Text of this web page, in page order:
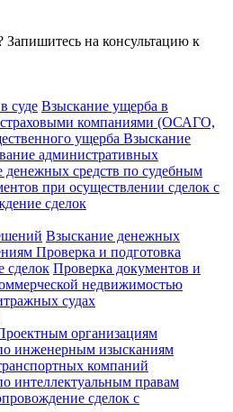
на консультацию к
суде Взыскание ущерба в
компаниями (ОСАГО,
ущерба Взыскание
административных
денежных средств по судебным
при осуществлении сделок с
сделок
Взыскание денежных
Проверка и подготовка
сделок Проверка документов и
недвижимостью
судах
организациям
инженерным изысканиям
компаний
интеллектуальным правам
сделок с